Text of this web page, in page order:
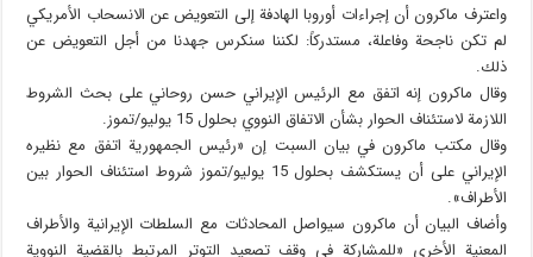
واعترف ماكرون أن إجراءات أوروبا الهادفة إلى التعويض عن الانسحاب الأمريكي
لم تكن ناجحة وفاعلة، مستدركاً: لكننا سنكرس جهدنا من أجل التعويض عن
ذلك.
وقال ماكرون إنه اتفق مع الرئيس الإيراني حسن روحاني على بحث الشروط
اللازمة لاستئناف الحوار بشأن الاتفاق النووي بحلول 15 يوليو/تموز.
وقال مكتب ماكرون في بيان السبت إن «رئيس الجمهورية اتفق مع نظيره
الإيراني على أن يستكشف بحلول 15 يوليو/تموز شروط استئناف الحوار بين
الأطراف».
وأضاف البيان أن ماكرون سيواصل المحادثات مع السلطات الإيرانية والأطراف
المعنية الأخرى «للمشاركة في وقف تصعيد التوتر المرتبط بالقضية النووية